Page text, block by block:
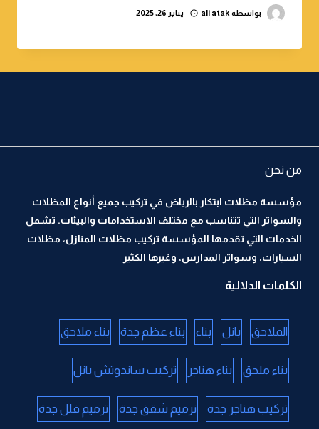
بواسطة ali atak يناير 26, 2025
من نحن
مؤسسة مظلات ابتكار بالرياض في تركيب جميع أنواع المظلات
والسواتر التي تتناسب مع مختلف الاستخدامات والبيئات. تشمل
الخدمات التي تقدمها المؤسسة تركيب مظلات المنازل، مظلات
السيارات، وسواتر المدارس، وغيرها الكثير
الكلمات الدلالية
الملاحق بانل بناء بناء عظم جدة بناء ملاحق
بناء ملحق بناء هناجر تركيب ساندوتش بانل
تركيب هناجر جدة ترميم شقق جدة ترميم فلل جدة